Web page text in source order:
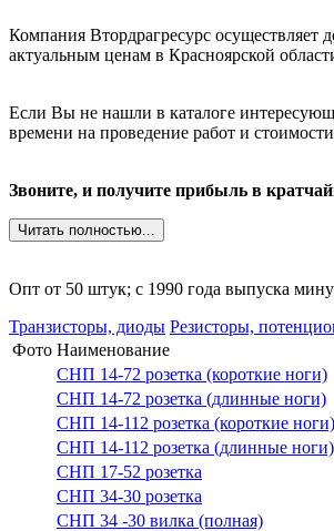
Компания Втордрагресурс осуществляет
актуальным ценам в Красноярской
Если Вы не нашли в каталоге
времени на проведение работ и
Звоните, и получите прибыль в
Читать полностью...
Опт от 50 штук; c 1990 года выпуска
Транзисторы, диоды Резисторы,
Фото Наименование
СНП 14-72 розетка (короткие ноги)
СНП 14-72 розетка (длинные ноги)
СНП 14-112 розетка (короткие ноги)
СНП 14-112 розетка (длинные ноги)
СНП 17-52 розетка
СНП 34-30 розетка
СНП 34 -30 вилка (полная)